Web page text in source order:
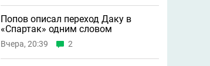
Попов описал переход Даку в
«Спартак» одним словом
Вчера, 20:39 2